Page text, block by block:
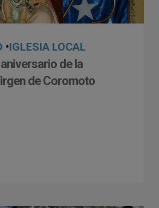
•IGLESIA LOCAL
de la
de Coromoto